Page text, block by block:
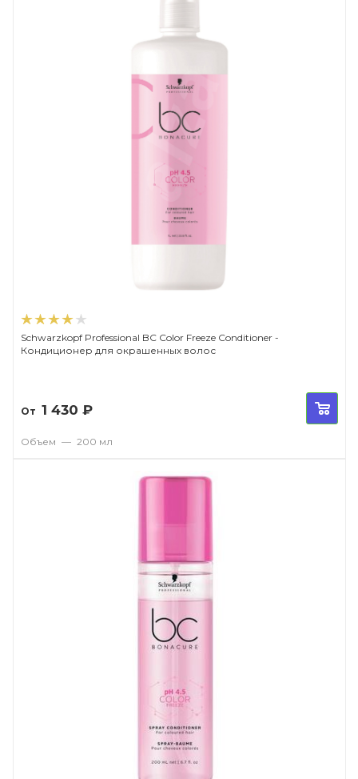
Schwarzkopf Professional BC Color Freeze Conditioner -
Кондиционер для окрашенных волос
От 1 430 ₽
Объем — 200 мл